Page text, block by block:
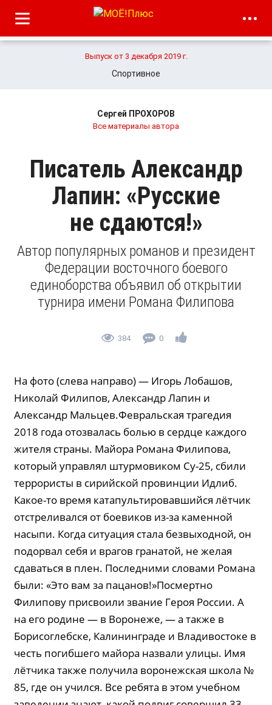
Выпуск от 3 декабря 2019 г.
Спортивное
Сергей ПРОХОРОВ
Все материалы автора
Писатель Александр
Лапин: «Русские
не сдаются!»
Автор популярных романов и президент
Федерации восточного боевого
единоборства объявил об открытии
турнира имени Романа Филипова
384 0
На фото (слева направо) — Игорь Лобашов,
Николай Филипов, Александр Лапин и
Александр Мальцев.Февральская трагедия
2018 года отозвалась болью в сердце каждого
жителя страны. Майора Романа Филипова,
который управлял штурмовиком Су-25, сбили
террористы в сирийской провинции Идлиб.
Какое-то время катапультировавшийся лётчик
отстреливался от боевиков из-за каменной
насыпи. Когда ситуация стала безвыходной, он
подорвал себя и врагов гранатой, не желая
сдаваться в плен. Последними словами Романа
были: «Это вам за пацанов!»Посмертно
Филипову присвоили звание Героя России. А
на его родине — в Воронеже, — а также в
Борисоглебске, Калининграде и Владивостоке в
честь погибшего майора назвали улицы. Имя
лётчика также получила воронежская школа №
85, где он учился. Все ребята в этом учебном